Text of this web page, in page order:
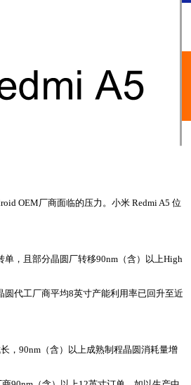
OEM厂商面临的压力。小米 Redmi A5 位
，且部分晶圆厂转移90nm（含）以上High
圆代工厂商平均8英寸产能利用率已回升至近
，90nm（含）以上成熟制程晶圆消耗量增